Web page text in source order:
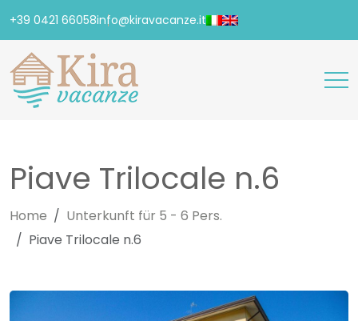
+39 0421 66058info@kiravacanze.it
Piave Trilocale n.6
Home
Unterkunft für 5 - 6 Pers.
Piave Trilocale n.6